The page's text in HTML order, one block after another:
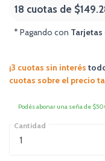
18 cuotas de
* Pagando con
¡3 cuotas sin interés
cuotas sobre el precio
Podés abonar una seña de
Cantidad